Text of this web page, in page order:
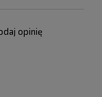
opinię